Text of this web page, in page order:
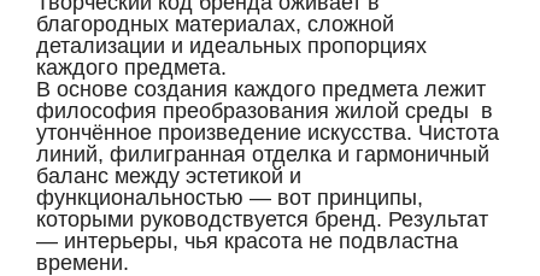
благородных материалах, сложной
детализации и идеальных пропорциях
каждого предмета.
В основе создания каждого предмета лежит
философия преобразования жилой среды в
утончённое произведение искусства. Чистота
линий, филигранная отделка и гармоничный
баланс между эстетикой и
функциональностью — вот принципы,
которыми руководствуется бренд. Результат
— интерьеры, чья красота не подвластна
времени.